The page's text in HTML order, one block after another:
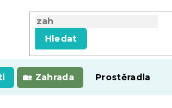
Hledat
Zahrada Prostěradla